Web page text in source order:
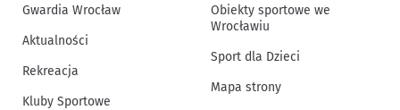
Gwardia Wrocław
Aktualności
Rekreacja
Kluby Sportowe
Obiekty sportowe we
Wrocławiu
Sport dla Dzieci
Mapa strony